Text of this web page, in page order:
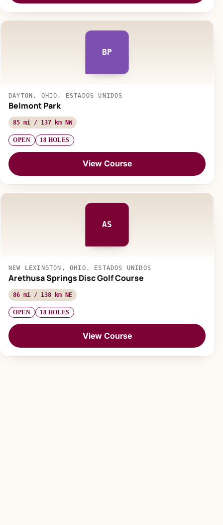
BP
DAYTON, OHIO, ESTADOS UNIDOS
Belmont Park
85 mi / 137 km NW
OPEN 18 HOLES
View Course
AS
NEW LEXINGTON, OHIO, ESTADOS UNIDOS
Arethusa Springs Disc Golf Course
86 mi / 138 km NE
OPEN 18 HOLES
View Course